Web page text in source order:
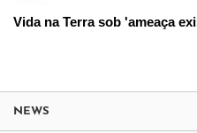
Vida na Terra sob 'ameaça
NEWS